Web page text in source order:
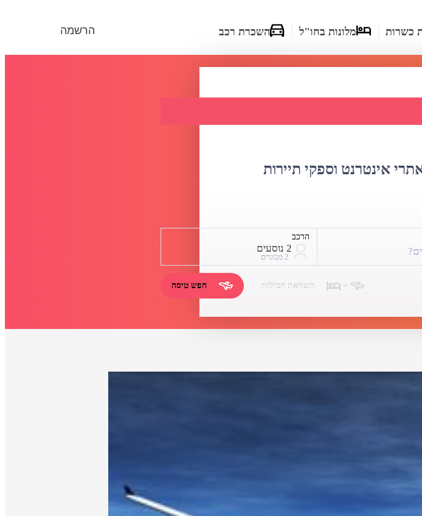
הרשמה כשרות מלונות בחו"ל השכרת רכב
אינטרנט וספקי תיירות
הרכב
2 נוסעים
2 מבוגרים
+ השוואת חבילות חפש טיסה